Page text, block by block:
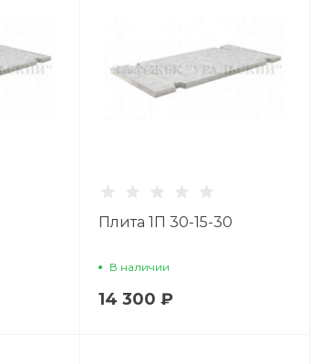
Плита 1П 30-15-30
В наличии
14 300 ₽